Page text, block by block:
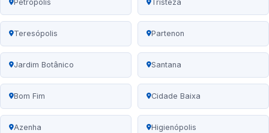
Petrópolis Tristeza
Teresópolis Partenon
Jardim Botânico Santana
Bom Fim Cidade Baixa
Azenha Higienópolis